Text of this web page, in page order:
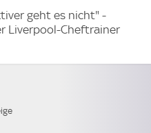
geht es nicht" -
Liverpool-Cheftrainer